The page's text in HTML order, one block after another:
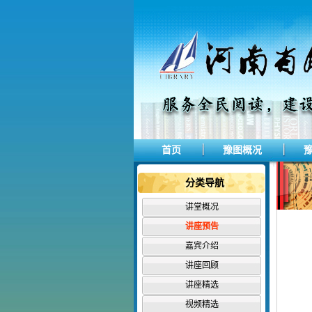
首页 豫图概况
分类导航
讲堂概况
讲座预告
嘉宾介绍
讲座回顾
讲座精选
视频精选